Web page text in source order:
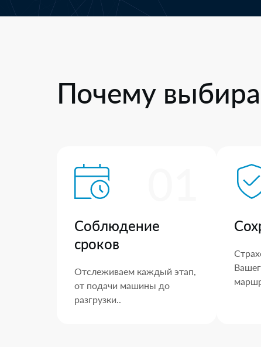
Почему
Соблюдение
сроков
Отслеживаем каждый этап,
от подачи машины до
разгрузки..